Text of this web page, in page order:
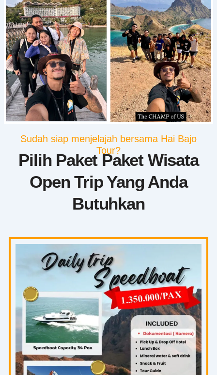
Sudah siap menjelajah bersama Hai Bajo
Tour?
Pilih Paket Paket Wisata
Open Trip Yang Anda
Butuhkan